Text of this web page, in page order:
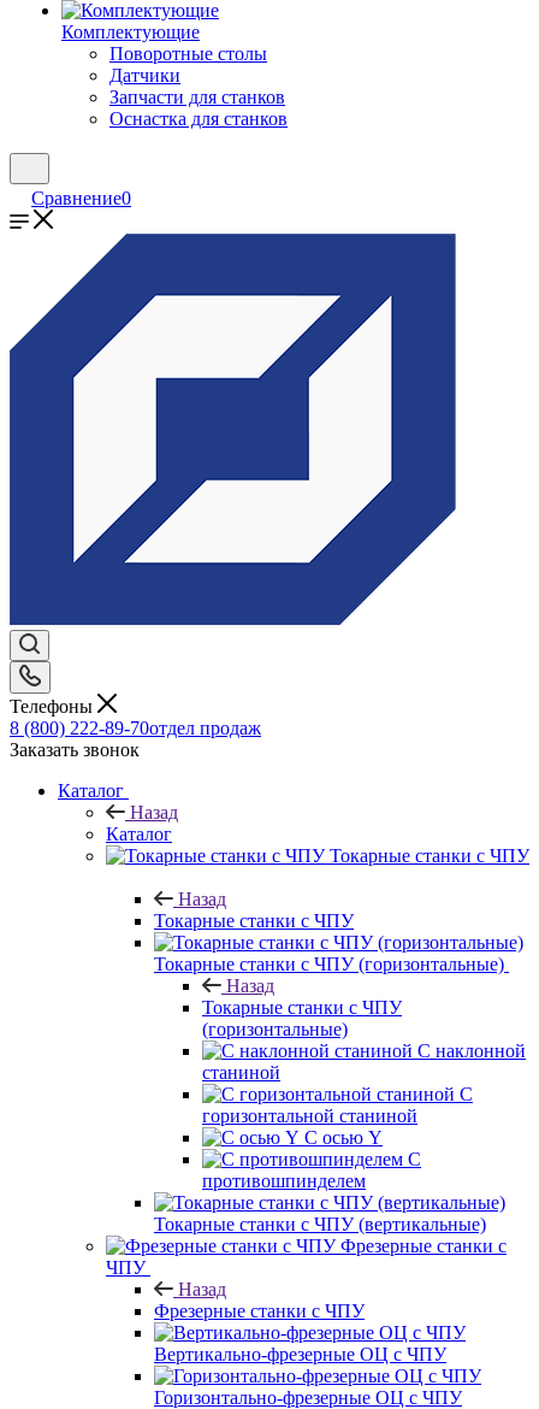
Комплектующие
Поворотные столы
Датчики
Запчасти для станков
Оснастка для станков
Сравнение0
Телефоны
8 (800) 222-89-70отдел продаж
Заказать звонок
Каталог
Назад
Каталог
Токарные станки с ЧПУ
Назад
Токарные станки с ЧПУ
Токарные станки с ЧПУ (горизонтальные)
Назад
Токарные станки с ЧПУ
(горизонтальные)
С наклонной
станиной
С
горизонтальной станиной
С осью Y
С
противошпинделем
Токарные станки с ЧПУ (вертикальные)
Фрезерные станки с
ЧПУ
Назад
Фрезерные станки с ЧПУ
Вертикально-фрезерные ОЦ с ЧПУ
Горизонтально-фрезерные ОЦ с ЧПУ